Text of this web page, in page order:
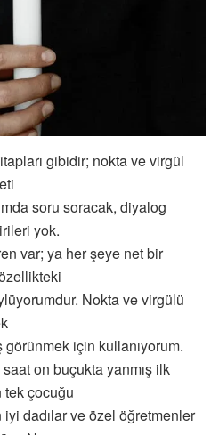
gibidir; nokta ve virgül
soru soracak, diyalog
yok.
var; ya her şeye net bir
Nokta ve virgülü
için kullanıyorum.
on buçukta yanmış ilk
çocuğu
iyi dadılar ve özel öğretmenler